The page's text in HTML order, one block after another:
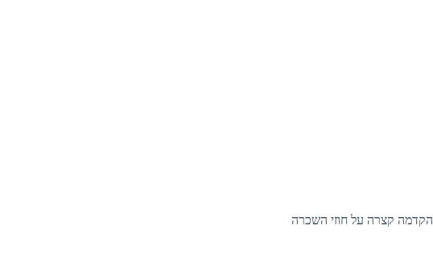
הקדמה קצרה על חוזי השכרה